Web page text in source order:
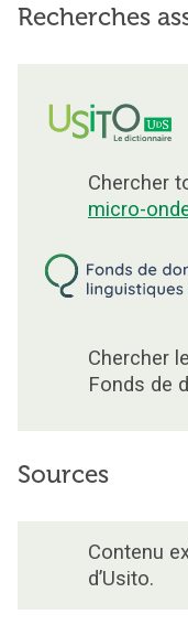
Recherches
Chercher
micro-
Chercher
Fonds de
Sources
Contenu
d’Usito.